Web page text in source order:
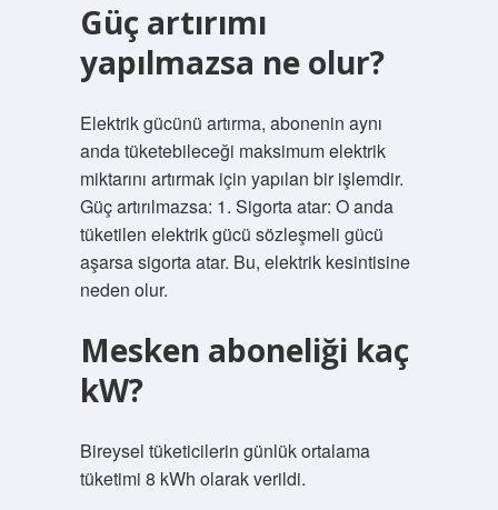
Güç artırımı
yapılmazsa ne olur?
Elektrik gücünü artırma, abonenin aynı
anda tüketebileceği maksimum elektrik
miktarını artırmak için yapılan bir işlemdir.
Güç artırılmazsa: 1. Sigorta atar: O anda
tüketilen elektrik gücü sözleşmeli gücü
aşarsa sigorta atar. Bu, elektrik kesintisine
neden olur.
Mesken aboneliği kaç
kW?
Bireysel tüketicilerin günlük ortalama
tüketimi 8 kWh olarak verildi.